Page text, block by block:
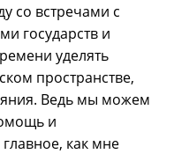
со встречами с
государств и
уделять
пространстве,
Ведь мы можем
и
как мне